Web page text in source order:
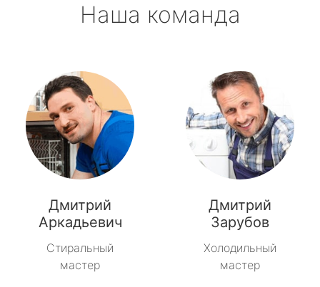
Наша команда
Дмитрий
Аркадьевич
Стиральный
мастер
Дмитрий
Зарубов
Холодильный
мастер